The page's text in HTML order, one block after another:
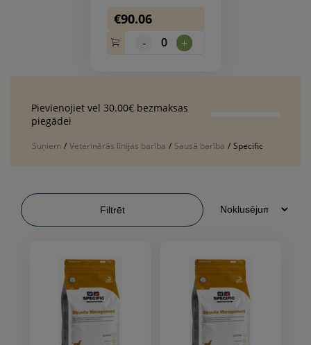
€90.06
- 0 +
Pievienojiet vel 30.00€ bezmaksas
piegādei
Suņiem / Veterinārās līnijas barība / Sausā barība / Specific
Filtrēt